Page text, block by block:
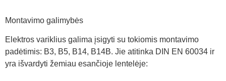
Montavimo galimybės
Elektros variklius galima įsigyti su tokiomis montavimo
padėtimis: B3, B5, B14, B14B. Jie atitinka DIN EN 60034 ir
yra išvardyti žemiau esančioje lentelėje: